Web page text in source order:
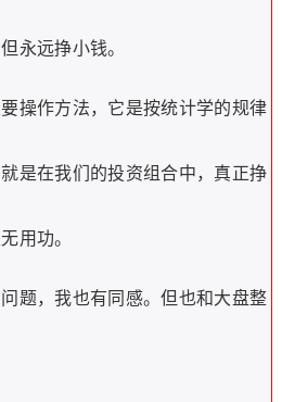
永远挣小钱。
操作方法，它是按统计学的规律
是在我们的投资组合中，真正挣
用功。
题，我也有同感。但也和大盘整